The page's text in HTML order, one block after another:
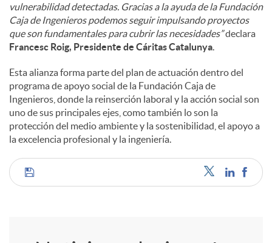
vulnerabilidad detectadas. Gracias a la ayuda de la Fundación
Caja de Ingenieros podemos seguir impulsando proyectos
que son fundamentales para cubrir las necesidades”declara
Francesc Roig, Presidente de Cáritas Catalunya.
Esta alianza forma parte del plan de actuación dentro del
programa de apoyo social de la Fundación Caja de
Ingenieros, donde la reinserción laboral y la acción social son
uno de sus principales ejes, como también lo son la
protección del medio ambiente y la sostenibilidad, el apoyo a
la excelencia profesional y la ingeniería.
C